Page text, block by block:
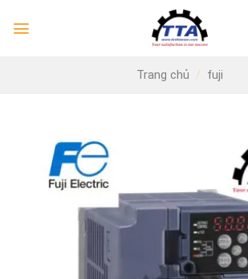
Trang chủ / fuji